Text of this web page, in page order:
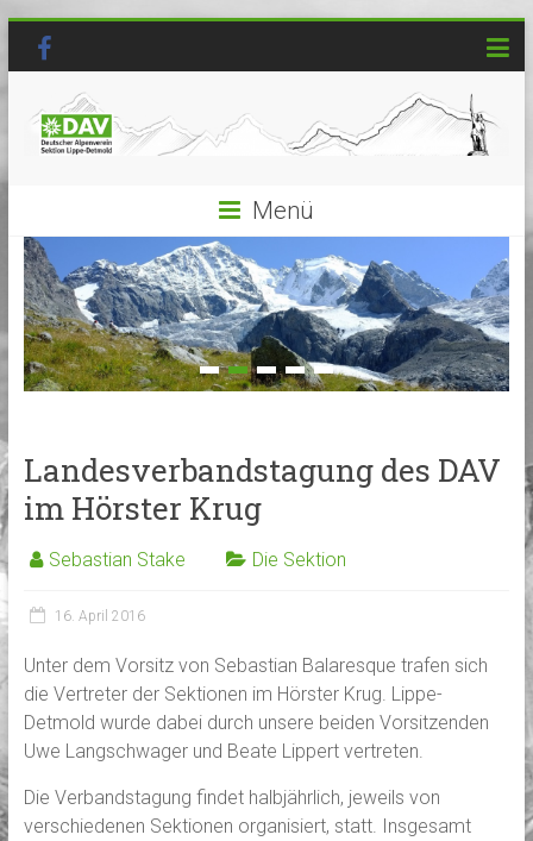
Menü
Landesverbandstagung des DAV
im Hörster Krug
Sebastian Stake Die Sektion
16. April 2016
Unter dem Vorsitz von Sebastian Balaresque trafen sich
die Vertreter der Sektionen im Hörster Krug. Lippe-
Detmold wurde dabei durch unsere beiden Vorsitzenden
Uwe Langschwager und Beate Lippert vertreten.
Die Verbandstagung findet halbjährlich, jeweils von
verschiedenen Sektionen organisiert, statt. Insgesamt